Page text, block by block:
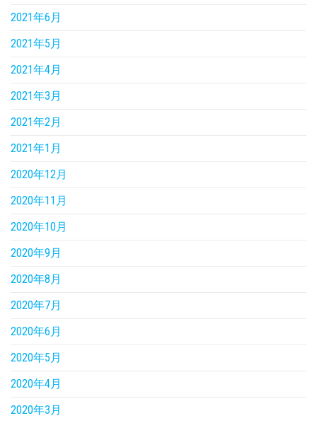
2021年6月
2021年5月
2021年4月
2021年3月
2021年2月
2021年1月
2020年12月
2020年11月
2020年10月
2020年9月
2020年8月
2020年7月
2020年6月
2020年5月
2020年4月
2020年3月